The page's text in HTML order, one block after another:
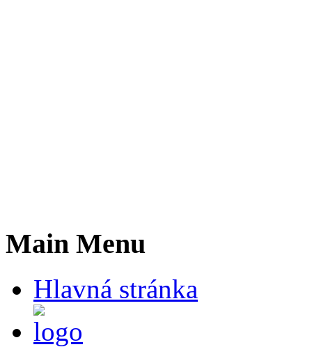
Main Menu
Hlavná stránka